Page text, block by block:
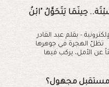
حِينَمَا يَتَحَوَّلُ "ابْنُ
- بقلم عبد القادر
تظلّ الهجرة في جوهرها
عن الأمل، يركب فيها
ومستقبل مجهول؟